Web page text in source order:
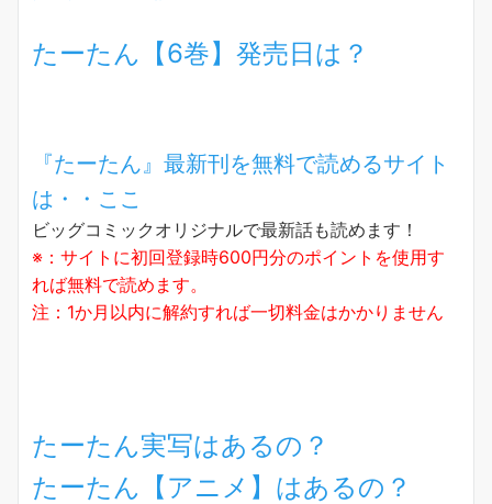
たーたん【6巻】発売日は？
『たーたん』最新刊を無料で読めるサイト
は・・ここ
ビッグコミックオリジナルで最新話も読めます！
※：サイトに初回登録時600円分のポイントを使用す
れば無料で読めます。
注：1か月以内に解約すれば一切料金はかかりません
たーたん実写はあるの？
たーたん【アニメ】はあるの？